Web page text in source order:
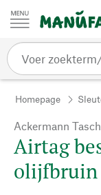
Passer au contenu
Homepage
Ackermann
Airtag
olijfbruin